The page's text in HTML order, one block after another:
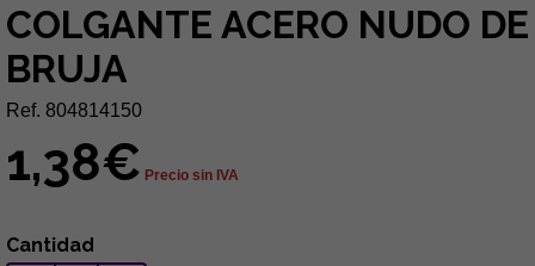
COLGANTE ACERO NUDO DE
BRUJA
Ref. 804814150
1,38€ Precio sin IVA
Cantidad